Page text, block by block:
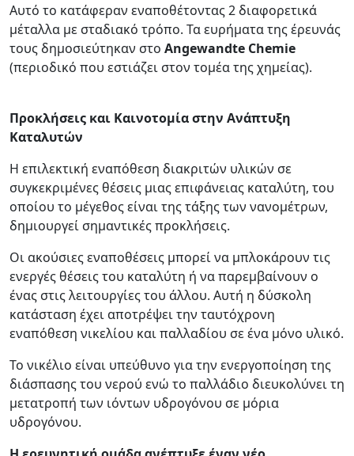
Αυτό το κατάφεραν εναποθέτοντας 2 διαφορετικά
μέταλλα με σταδιακό τρόπο. Τα ευρήματα της έρευνάς
τους δημοσιεύτηκαν στο Angewandte Chemie
(περιοδικό που εστιάζει στον τομέα της χημείας).
Προκλήσεις και Καινοτομία στην Ανάπτυξη
Καταλυτών
Η επιλεκτική εναπόθεση διακριτών υλικών σε
συγκεκριμένες θέσεις μιας επιφάνειας καταλύτη, του
οποίου το μέγεθος είναι της τάξης των νανομέτρων,
δημιουργεί σημαντικές προκλήσεις.
Οι ακούσιες εναποθέσεις μπορεί να μπλοκάρουν τις
ενεργές θέσεις του καταλύτη ή να παρεμβαίνουν ο
ένας στις λειτουργίες του άλλου. Αυτή η δύσκολη
κατάσταση έχει αποτρέψει την ταυτόχρονη
εναπόθεση νικελίου και παλλαδίου σε ένα μόνο υλικό.
Το νικέλιο είναι υπεύθυνο για την ενεργοποίηση της
διάσπασης του νερού ενώ το παλλάδιο διευκολύνει τη
μετατροπή των ιόντων υδρογόνου σε μόρια
υδρογόνου.